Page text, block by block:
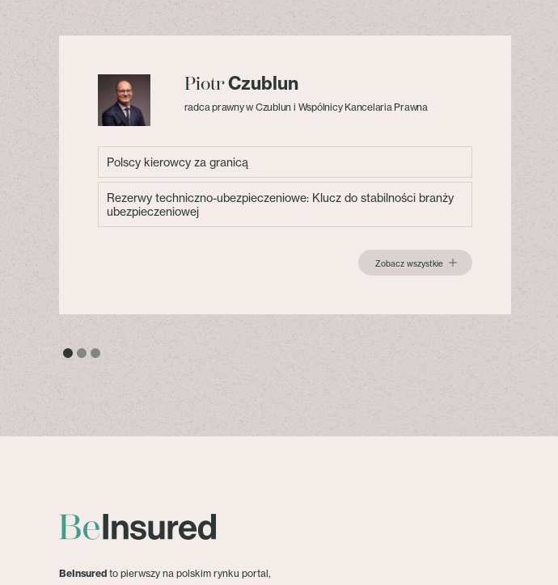
PiotrCzublun
radca prawny w Czublun i Wspólnicy Kancelaria Prawna
Polscy kierowcy za granicą
Rezerwy techniczno-ubezpieczeniowe: Klucz do stabilności branży
ubezpieczeniowej
Zobacz wszystkie
BeInsured to pierwszy na polskim rynku portal,